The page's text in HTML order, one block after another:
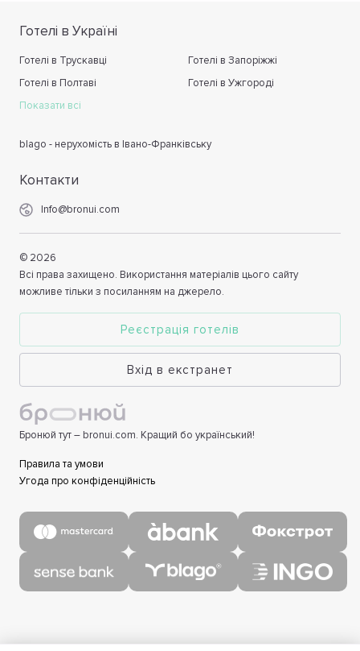
Готелі в Україні
Готелі в Трускавці
Готелі в Запоріжжі
Готелі в Полтаві
Готелі в Ужгороді
Показати всі
blago - нерухомість в Івано-Франківську
Контакти
Info@bronui.com
© 2026
Всі права захищено. Використання матеріалів цього сайту
можливе тільки з посиланням на джерело.
Реєстрація готелів
Вхід в екстранет
Бронюй тут – bronui.com. Кращий бо український!
Правила та умови
Угода про конфіденційність